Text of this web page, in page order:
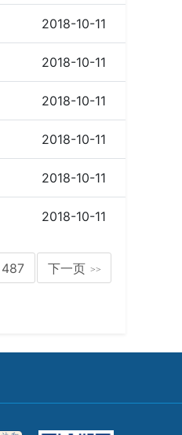
2018-10-11
2018-10-11
2018-10-11
2018-10-11
2018-10-11
2018-10-11
487 下一页 >>